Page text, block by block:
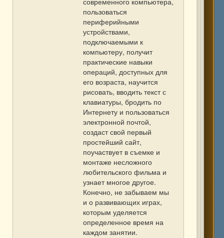
пользоваться
периферийными
устройствами,
подключаемыми к
компьютеру, получит
практические навыки
операций, доступных для
его возраста, научится
рисовать, вводить текст с
клавиатуры, бродить по
Интернету и пользоваться
электронной почтой,
создаст свой первый
простейший сайт,
поучаствует в съемке и
монтаже несложного
любительского фильма и
узнает многое другое.
Конечно, не забываем мы
и о развивающих играх,
которым уделяется
определенное время на
каждом занятии.